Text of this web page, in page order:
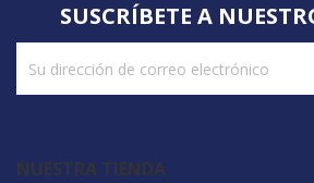
SUSCRÍBETE A
NUESTRA TIENDA